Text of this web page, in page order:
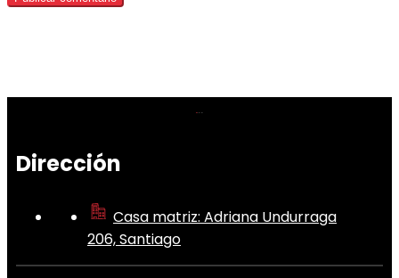
Dirección
Casa matriz: Adriana Undurraga
206, Santiago